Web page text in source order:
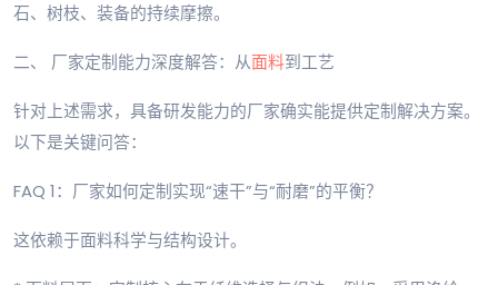
石、树枝、装备的持续摩擦。
二、 厂家定制能力深度解答：从面料到工艺
针对上述需求，具备研发能力的厂家确实能提供定制解决方案。
以下是关键问答：
FAQ 1：厂家如何定制实现“速干”与“耐磨”的平衡？
这依赖于面料科学与结构设计。